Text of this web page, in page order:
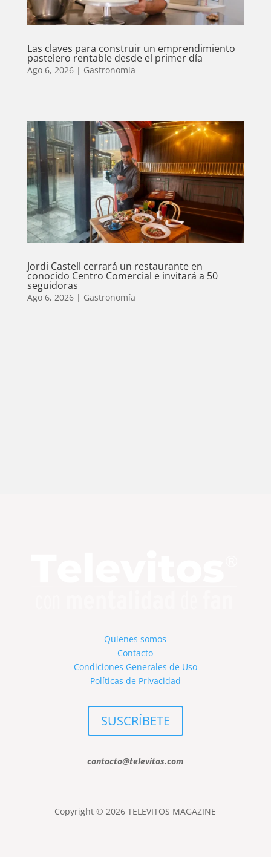
Las claves para construir un emprendimiento
pastelero rentable desde el primer día
Ago 6, 2026| Gastronomía
Jordi Castell cerrará un restaurante en
conocido Centro Comercial e invitará a 50
seguidoras
Ago 6, 2026| Gastronomía
Quienes somos
Contacto
Condiciones Generales de Uso
Políticas de Privacidad
SUSCRÍBETE
contacto@televitos.com
Copyright © 2026 TELEVITOS MAGAZINE